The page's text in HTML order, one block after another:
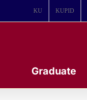
KU KUPID
Graduate